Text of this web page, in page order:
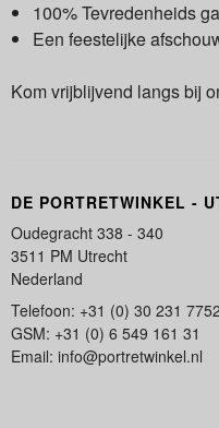
100% Tevredenheids
Een feestelijke
Kom vrijblijvend langs bij
DE PORTRETWINKEL -
Oudegracht 338 - 340
3511 PM Utrecht
Nederland
Telefoon: +31 (0) 30 231 7752
GSM: +31 (0) 6 549 161 31
Email: info@portretwinkel.nl